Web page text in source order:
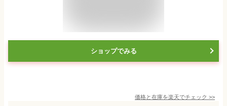
ショップでみる
価格と在庫を楽天でチェック >>